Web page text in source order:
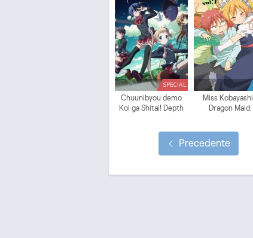
SPECIAL
Chuunibyou demo
Koi ga Shitai! Depth
Miss
Dragon Maid:
Don't Get Your
Up)
Precedente